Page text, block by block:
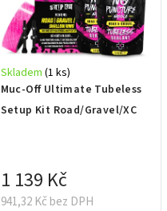
Muc-Off Ultimate Tubeless
Setup Kit Road/Gravel/XC
Skladem (1 ks)
941,32 Kč bez DPH
1 139 Kč